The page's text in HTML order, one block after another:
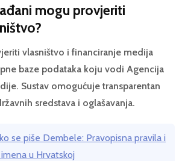
mogu provjeriti
vlasništvo i financiranje medija
baze podataka koju vodi Agencija
Sustav omogućuje transparentan
sredstava i oglašavanja.
se piše Dembele: Pravopisna pravila i
u Hrvatskoj